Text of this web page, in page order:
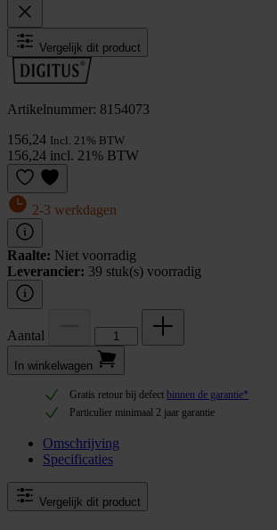
Vergelijk dit product
Artikelnummer: 8154073
156,24 Incl. 21% BTW
156,24 incl. 21% BTW
2-3 werkdagen
Raalte: Niet voorradig
Leverancier: 39 stuk(s) voorradig
Aantal
In winkel­wagen
Gratis retour bij defect binnen de garantie*
Particulier minimaal 2 jaar garantie
Omschrijving
Specificaties
Vergelijk dit product